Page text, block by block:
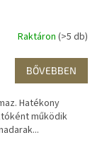
Raktáron (>5 db)
BŐVEBBEN
Hatékony
működik